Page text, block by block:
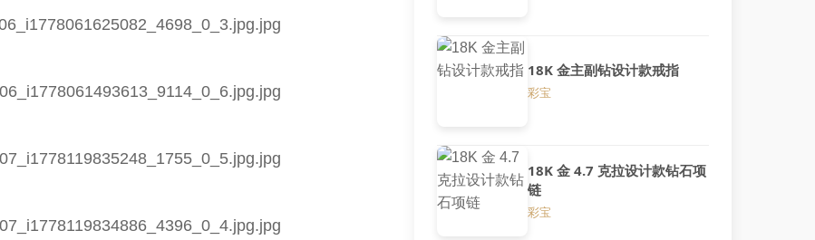
18K 金主副钻设计款戒指
彩宝
18K 金 4.7 克拉设计款钻石项
链
彩宝